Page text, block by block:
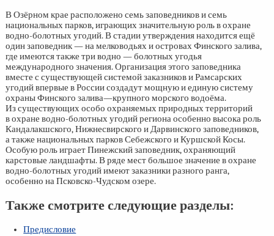
В Озёрном крае расположено семь заповедников и семь
национальных парков, играющих значительную роль в охране
водно-болотных угодий. В стадии утверждения находится ещё
один заповедник — на мелководьях и островах Финского залива,
где имеются также три водно — болотных угодья
международного значения. Организация этого заповедника
вместе с существующей системой заказников и Рамсарских
угодий впервые в России создадут мощную и единую систему
охраны Финского залива—крупного морского водоёма.
Из существующих особо охраняемых природных территорий
в охране водно-болотных угодий региона особенно высока роль
Кандалакшского, Нижнесвирского и Дарвинского заповедников,
а также национальных парков Себежского и Куршской Косы.
Особую роль играет Пинежский заповедник, охраняющий
карстовые ландшафты. В ряде мест большое значение в охране
водно-болотных угодий имеют заказники разного ранга,
особенно на Псковско-Чудском озере.
Также смотрите следующие разделы:
Предисловие